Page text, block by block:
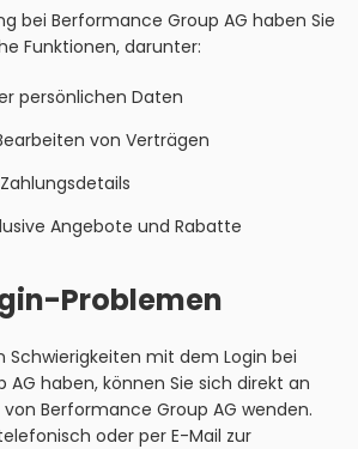
bei Berformance Group AG haben Sie
Funktionen, darunter:
persönlichen Daten
von Verträgen
Angebote und Rabatte
Problemen
Schwierigkeiten mit dem Login bei
haben, können Sie sich direkt an
Berformance Group AG wenden.
oder per E-Mail zur